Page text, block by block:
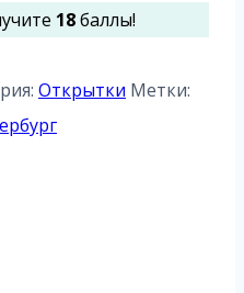
18баллы!
Открытки Метки: